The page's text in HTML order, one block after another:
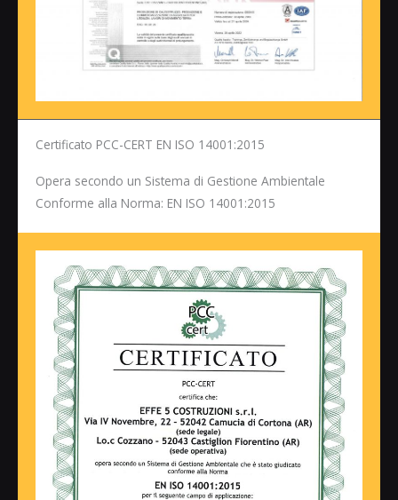
Certificato PCC-CERT EN ISO 14001:2015
Opera secondo un Sistema di Gestione Ambientale
Conforme alla Norma: EN ISO 14001:2015